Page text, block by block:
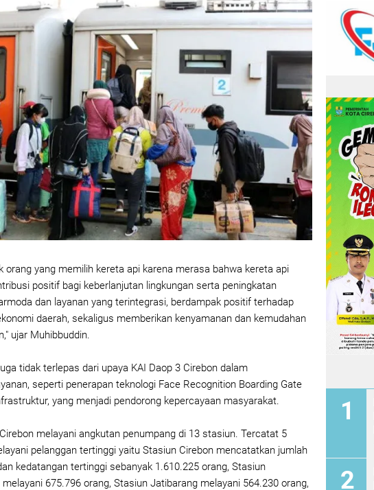
orang yang memilih kereta api karena merasa bahwa kereta api
positif bagi keberlanjutan lingkungan serta peningkatan
dan layanan yang terintegrasi, berdampak positif terhadap
daerah, sekaligus memberikan kenyamanan dan kemudahan
ujar Muhibbuddin.
tidak terlepas dari upaya KAI Daop 3 Cirebon dalam
seperti penerapan teknologi Face Recognition Boarding Gate
yang menjadi pendorong kepercayaan masyarakat.
melayani angkutan penumpang di 13 stasiun. Tercatat 5
pelanggan tertinggi yaitu Stasiun Cirebon mencatatkan jumlah
kedatangan tertinggi sebanyak 1.610.225 orang, Stasiun
melayani 675.796 orang, Stasiun Jatibarang melayani 564.230 orang,